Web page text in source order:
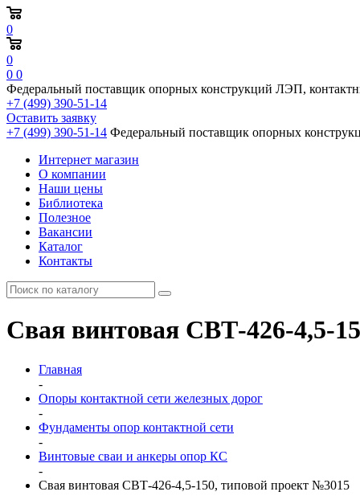
0
0
0 0
Федеральный поставщик опорных конструкций ЛЭП,
+7 (499) 390-51-14
Оставить заявку
+7 (499) 390-51-14 Федеральный поставщик опорных
Интернет магазин
О компании
Наши цены
Библиотека
Полезное
Вакансии
Каталог
Контакты
Свая винтовая СВТ-426-4,5-
Главная
-
Опоры контактной сети железных дорог
-
Фундаменты опор контактной сети
-
Винтовые сваи и анкеры опор КС
-
Свая винтовая СВТ-426-4,5-150, типовой проект №3015